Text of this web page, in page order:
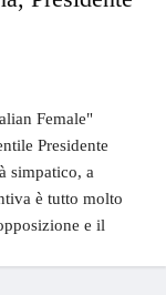
Female"
Presidente
simpatico, a
è tutto molto
e il